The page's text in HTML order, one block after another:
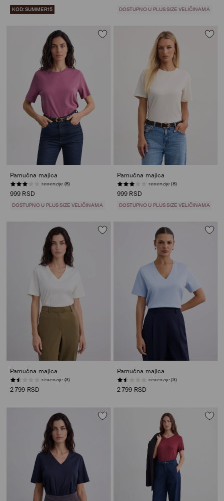
KOD: SUMMER15 DOSTUPNO U PLUS SIZE VELIČINAMA
Pamučna majica
recenzije (8)
999 RSD
DOSTUPNO U PLUS SIZE VELIČINAMA
Pamučna majica
recenzije (8)
999 RSD
DOSTUPNO U PLUS SIZE VELIČINAMA
Pamučna majica
recenzije (3)
2 799 RSD
Pamučna majica
recenzije (3)
2 799 RSD